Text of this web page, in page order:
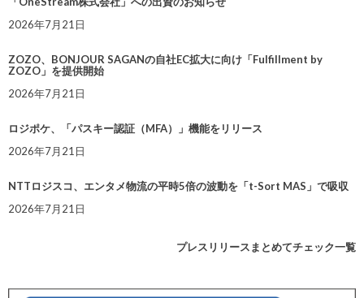
2026年7月21日
ZOZO、BONJOUR SAGANの自社EC拡大に向け「Fulfillment by
ZOZO」を提供開始
2026年7月21日
ロジポケ、「パスキー認証（MFA）」機能をリリース
2026年7月21日
NTTロジスコ、エンタメ物流の平時5倍の波動を「t-Sort MAS」で吸収
2026年7月21日
プレスリリースまとめてチェック一覧